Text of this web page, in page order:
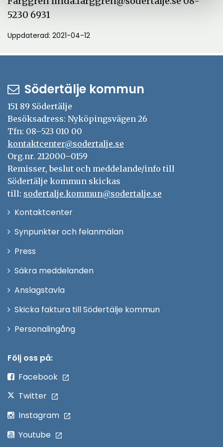
5230 6931
Uppdaterad: 2021-04-12
Södertälje kommun
151 89 Södertälje
Besöksadress: Nyköpingsvägen 26
Tfn: 08–523 010 00
kontaktcenter@sodertalje.se
Org.nr. 212000–0159
Remisser, beslut och meddelande/info till
Södertälje kommun skickas
till: sodertalje.kommun@sodertalje.se
KontaktcenterÖppna
Synpunkter och felanmälan
Press
fönster
Säkra meddelanden
Anslagstavla
Skicka faktura till Södertälje kommun
PersonalingångÖppna
Följ oss på:
Facebook
Twitter
Instagram
Youtube